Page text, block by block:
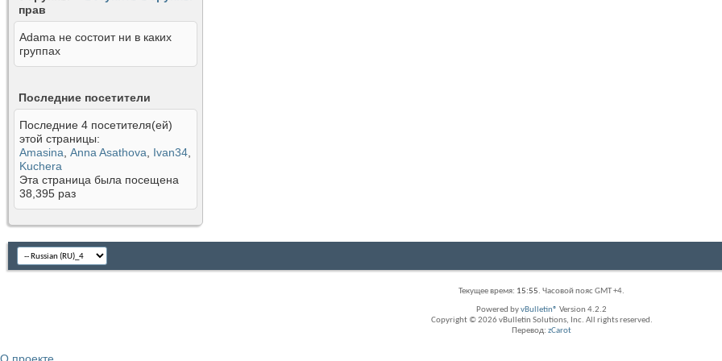
прав
Аdama не состоит ни в каких
группах
Последние посетители
Последние 4 посетителя(ей)
этой страницы:
Amasina Anna Asathova Ivan34
Kuchera
Эта страница была посещена
38,395 раз
Текущее время: 15:55. Часовой пояс GMT +4.
Powered byvBulletin® Version 4.2.2
Copyright © 2026 vBulletin Solutions, Inc. All rights reserved.
Перевод: zCarot